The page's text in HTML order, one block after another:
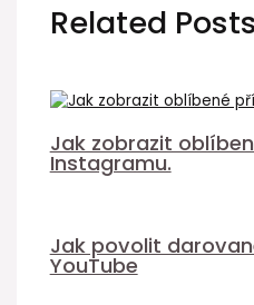
Related Posts
Jak zobrazit
Instagramu.
Jak povolit
YouTube